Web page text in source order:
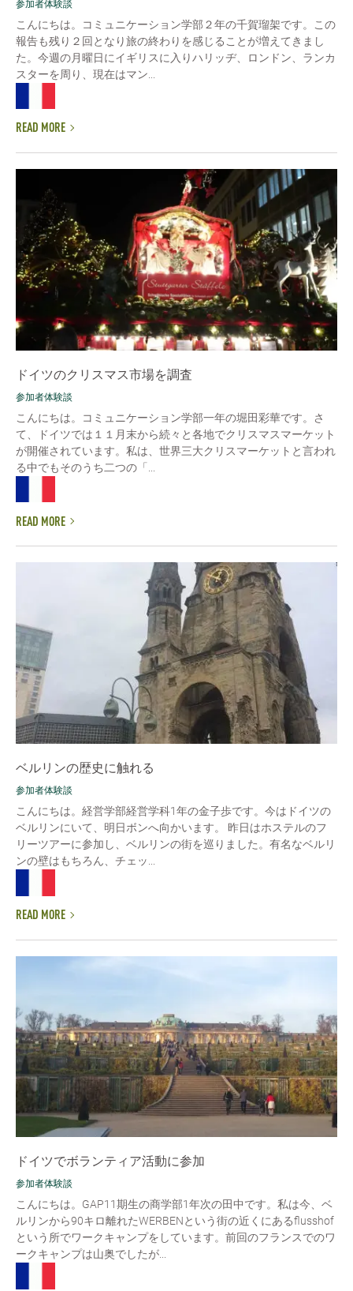
参加者体験談
こんにちは。コミュニケーション学部２年の千賀瑠架です。この
報告も残り２回となり旅の終わりを感じることが増えてきまし
た。今週の月曜日にイギリスに入りハリッヂ、ロンドン、ランカ
スターを周り、現在はマン...
READ MORE
ドイツのクリスマス市場を調査
参加者体験談
こんにちは。コミュニケーション学部一年の堀田彩華です。さ
て、ドイツでは１１月末から続々と各地でクリスマスマーケット
が開催されています。私は、世界三大クリスマーケットと言われ
る中でもそのうち二つの「...
READ MORE
ベルリンの歴史に触れる
参加者体験談
こんにちは。経営学部経営学科1年の金子歩です。今はドイツの
ベルリンにいて、明日ボンへ向かいます。 昨日はホステルのフ
リーツアーに参加し、ベルリンの街を巡りました。有名なベルリ
ンの壁はもちろん、チェッ...
READ MORE
ドイツでボランティア活動に参加
参加者体験談
こんにちは。GAP11期生の商学部1年次の田中です。私は今、ベ
ルリンから90キロ離れたWERBENという街の近くにあるflusshof
という所でワークキャンプをしています。前回のフランスでのワ
ークキャンプは山奥でしたが...